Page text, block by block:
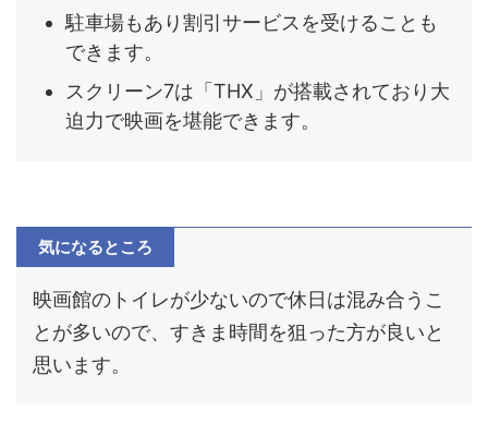
駐車場もあり割引サービスを受けることも
できます。
スクリーン7は「THX」が搭載されており大
迫力で映画を堪能できます。
気になるところ
映画館のトイレが少ないので休日は混み合うこ
とが多いので、すきま時間を狙った方が良いと
思います。